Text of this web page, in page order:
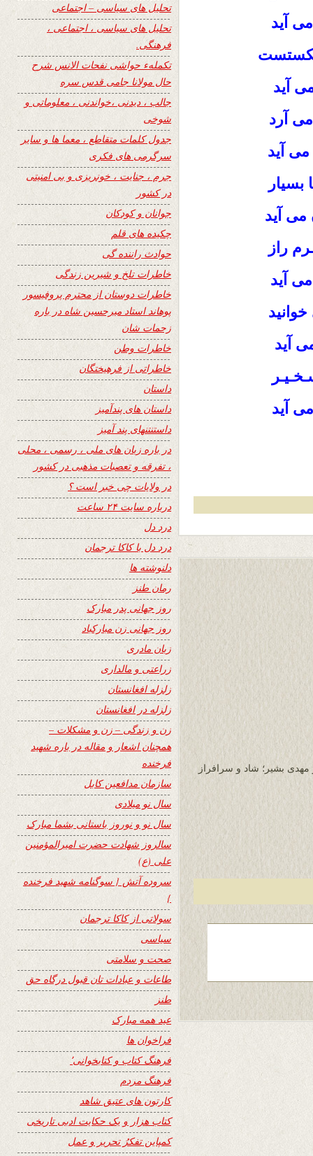
می آید
آید
آرد
آید
می آید
راز
می آید
آید
آید
بشیر؛ شاد و سرافراز
تحلیل های سیاسی – اجتماعی
تحلیل های سیاسی ، اجتماعی ،
فرهنگی.
تکملهء حواشی نفحات الانس شرح
حال مولانا جامی قدس سره
جالب ، دیدنی ،خواندنی ، معلوماتی و
شوخی
جدول کلمات متقاطع ، معما ها و سایر
سرگرمی های فکری
جرم ، جنایت ، خونریزی و بی امنیتی
در کشور
جوانان و کودکان
چکیده های قلم
حوادث راننده گی
خاطرات تلخ و شیرین زندگی
خاطرات دوستان از محترم پروفیسور
پوهاند استاد میرحسین شاه در باره
زحمات شان
خاطرات وطن
خاطراتی از فرهیختگان
داستان
داستان های پندآمیز
داستنتنهای پند آمیز
در باره زبان های ملی ، رسمی ، محلی
، تفرقه و تعصبات مذهبی در کشور
در ولایات چی خبر است ؟
درباره سایت ۲۴ ساعت
درد دل
درد دل با کاکا ترجمان
دلنوشته ها
رمان طنز
روز جهانی پدر مبارک
روز جهانی زن مبارکباد
زبان مادری
زراعتی و مالداری
زلزله افغانستان
زلزله در افغانستان
زن و زندگی – زن و مشکلات –
همچنان اشعار و مقاله در باره شهید
فرخنده
سازمان مدافعین کابل
سال نو میلادی
سال نو و نوروز باستانی بشما مبارک
سالروز شهادت حضرت امیرالمؤمنین
علی (ع)
سروده آتش { سوگنامه شهید فرخنده
}
سولاتی از کاکا ترجمان
سیاسی
صحت و سلامتی
طاعات و عبادات تان قبول درگاه حق
طنز
عید همه مبارک
فراخوان ها
فرهنگ کتاب و کتابخوانی٬
فرهنگ مردم
کارتون های عتیق شاهد
کتاب هزار و یک حکایت ادبی تاریخی
کمپاین تفکرُ تحریر و عمل